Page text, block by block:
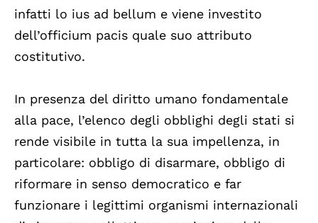
infatti lo ius ad bellum e viene investito
dell’officium pacis quale suo attributo
costitutivo.
In presenza del diritto umano fondamentale
alla pace, l’elenco degli obblighi degli stati si
rende visibile in tutta la sua impellenza, in
particolare: obbligo di disarmare, obbligo di
riformare in senso democratico e far
funzionare i legittimi organismi internazionali